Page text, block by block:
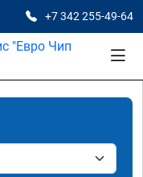
+7 342 255-49-64